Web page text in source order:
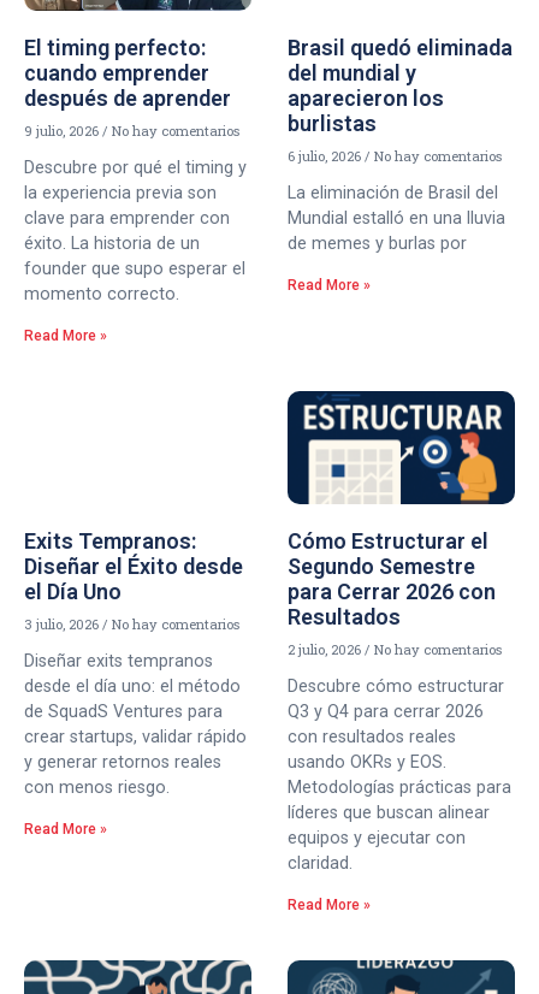
El timing perfecto:
cuando emprender
después de aprender
9 julio, 2026 No hay comentarios
Descubre por qué el timing y
la experiencia previa son
clave para emprender con
éxito. La historia de un
founder que supo esperar el
momento correcto.
Read More »
Brasil quedó eliminada
del mundial y
aparecieron los
burlistas
6 julio, 2026 No hay comentarios
La eliminación de Brasil del
Mundial estalló en una lluvia
de memes y burlas por
Read More »
Exits Tempranos:
Diseñar el Éxito desde
el Día Uno
3 julio, 2026 No hay comentarios
Diseñar exits tempranos
desde el día uno: el método
de SquadS Ventures para
crear startups, validar rápido
y generar retornos reales
con menos riesgo.
Read More »
Cómo Estructurar el
Segundo Semestre
para Cerrar 2026 con
Resultados
2 julio, 2026 No hay comentarios
Descubre cómo estructurar
Q3 y Q4 para cerrar 2026
con resultados reales
usando OKRs y EOS.
Metodologías prácticas para
líderes que buscan alinear
equipos y ejecutar con
claridad.
Read More »